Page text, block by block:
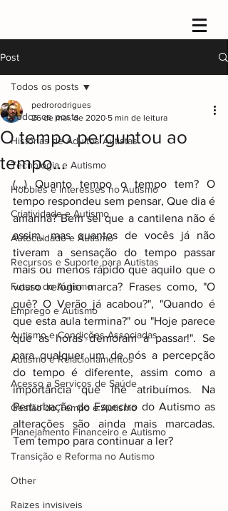
Post
Todos os posts
Histórias de Adultos Autistas
Tecnologia e Autismo
Hobbies e Interesses no Autismo
Criatividade e Autismo
Autocuidado e Autismo
Recursos e Suporte para Autistas
Futuro do Autismo
Emprego e Autismo
Autismo e Condições Associadas
Autismo e Relacionamentos
Acesso a Serviços de Saúde
Gestão do Tempo e Autismo
Planejamento Financeiro e Autismo
Transição e Reforma no Autismo
Other
Raizes invisiveis
Todos os posts
O tempo perguntou ao
tempo...
pedrorodrigues
26 de mai. de 2020 5 min de leitura
(...) Quanto tempo o tempo tem? O
tempo respondeu sem pensar, Que dia é
amanhã? Bem sei que a cantilena não é
assim, mas quantos de vocês já não
tiveram a sensação do tempo passar
mais ou menos rápido que aquilo que o
vosso relógio marca? Frases como, "O
quê? O Verão já acabou?", "Quando é
que esta aula termina?" ou "Hoje parece
que as horas demoram a passar!". Se
para qualquer um de nós a percepção
do tempo é diferente, assim como a
importância que lhe atribuímos. Na
Perturbação do Espectro do Autismo as
alterações são ainda mais marcadas.
Tem tempo para continuar a ler?